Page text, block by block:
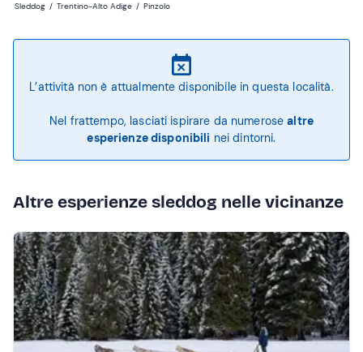
Sleddog / Trentino-Alto Adige / Pinzolo
L’attività non è attualmente disponibile in questa località.
Nel frattempo, lasciati ispirare da numerosealtre
esperienze disponibili nei dintorni.
Altre esperienze sleddog nelle vicinanze